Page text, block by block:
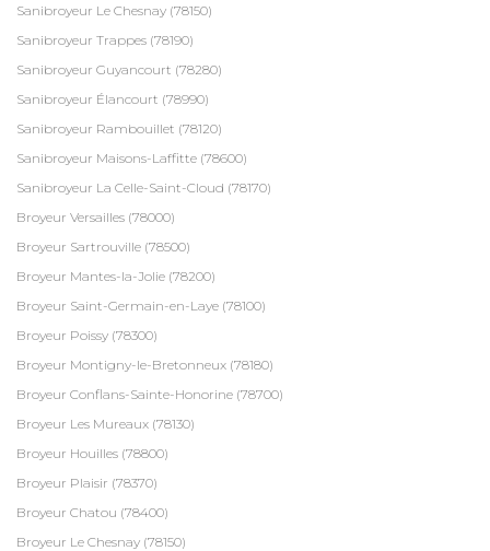
Sanibroyeur Le Chesnay (78150)
Sanibroyeur Trappes (78190)
Sanibroyeur Guyancourt (78280)
Sanibroyeur Élancourt (78990)
Sanibroyeur Rambouillet (78120)
Sanibroyeur Maisons-Laffitte (78600)
Sanibroyeur La Celle-Saint-Cloud (78170)
Broyeur Versailles (78000)
Broyeur Sartrouville (78500)
Broyeur Mantes-la-Jolie (78200)
Broyeur Saint-Germain-en-Laye (78100)
Broyeur Poissy (78300)
Broyeur Montigny-le-Bretonneux (78180)
Broyeur Conflans-Sainte-Honorine (78700)
Broyeur Les Mureaux (78130)
Broyeur Houilles (78800)
Broyeur Plaisir (78370)
Broyeur Chatou (78400)
Broyeur Le Chesnay (78150)